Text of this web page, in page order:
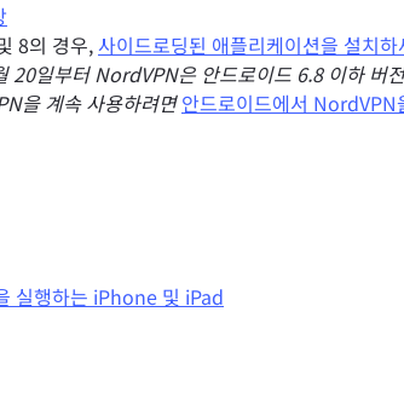
8의 경우,사이드로딩된 애플리케이션을 설치하
20일부터 NordVPN은 안드로이드 6.8 이하 버
을 계속 사용하려면안드로이드에서 NordVPN
실행하는 iPhone 및 iPad